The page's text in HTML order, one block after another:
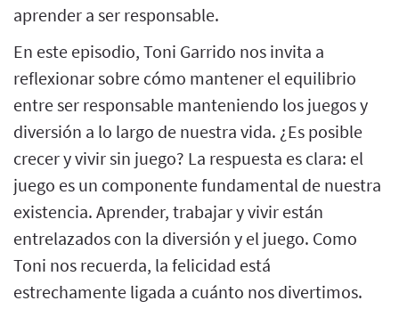
aprender a ser responsable.
En este episodio, Toni Garrido nos invita a
reflexionar sobre cómo mantener el equilibrio
entre ser responsable manteniendo los juegos y
diversión a lo largo de nuestra vida. ¿Es posible
crecer y vivir sin juego? La respuesta es clara: el
juego es un componente fundamental de nuestra
existencia. Aprender, trabajar y vivir están
entrelazados con la diversión y el juego. Como
Toni nos recuerda, la felicidad está
estrechamente ligada a cuánto nos divertimos.